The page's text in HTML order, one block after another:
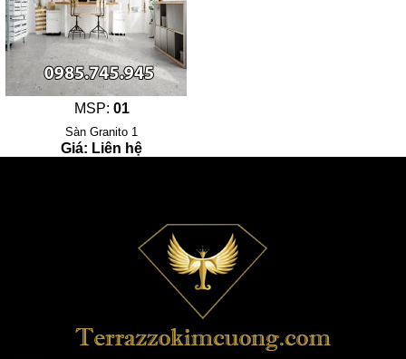
MSP: 01
Sàn Granito 1
Giá: Liên hệ